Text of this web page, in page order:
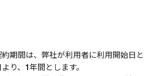
期間は、弊社が利用者に利用開始日と
り、1年間とします。